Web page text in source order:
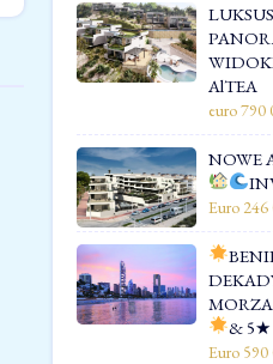
AlTEA
euro 790
NOWE
Euro
& 5★
Euro